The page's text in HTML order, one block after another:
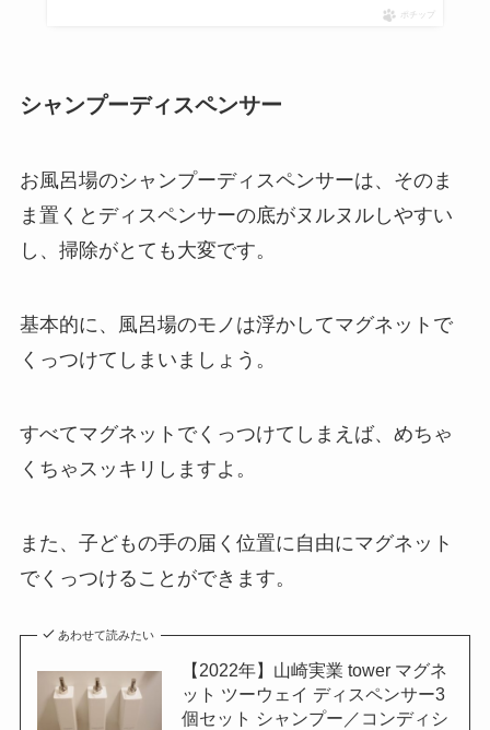
ポチップ
シャンプーディスペンサー
お風呂場のシャンプーディスペンサーは、そのま
ま置くとディスペンサーの底がヌルヌルしやすい
し、掃除がとても大変です。
基本的に、風呂場のモノは浮かしてマグネットで
くっつけてしまいましょう。
すべてマグネットでくっつけてしまえば、めちゃ
くちゃスッキリしますよ。
また、子どもの手の届く位置に自由にマグネット
でくっつけることができます。
あわせて読みたい
【2022年】山崎実業 tower マグネ
ット ツーウェイ ディスペンサー3
個セット シャンプー／コンディシ